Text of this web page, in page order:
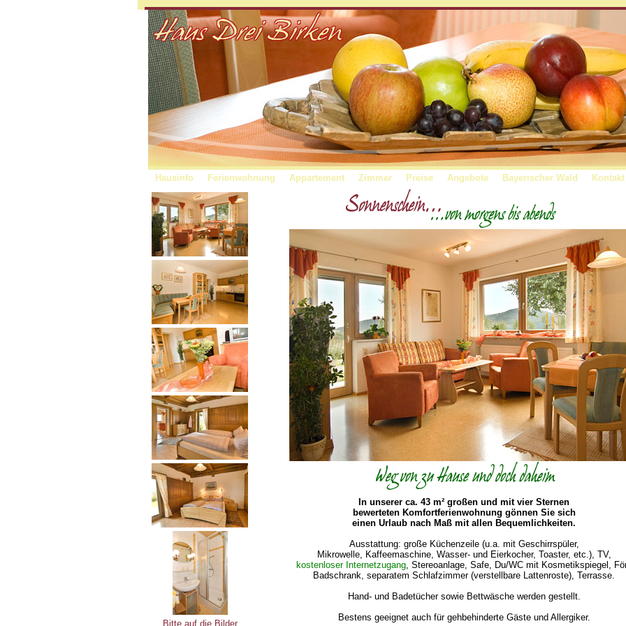
Hausinfo Ferienwohnung Appartement Zimmer Preise Angebote Bayerischer Wald Kontakt
Bitte auf die Bilder
In unserer ca. 43 m² großen und mit vier Sternen
bewerteten Komfortferienwohnung gönnen Sie sich
einen Urlaub nach Maß mit allen Bequemlichkeiten.
Ausstattung: große Küchenzeile (u.a. mit Geschirrspüler,
Mikrowelle, Kaffeemaschine, Wasser- und Eierkocher, Toaster, etc.), TV,
kostenloser Internetzugang, Stereoanlage, Safe, Du/WC mit Kosmetikspiegel,
Badschrank, separatem Schlafzimmer (verstellbare Lattenroste), Terrasse.
Hand- und Badetücher sowie Bettwäsche werden gestellt.
Bestens geeignet auch für gehbehinderte Gäste und Allergiker.